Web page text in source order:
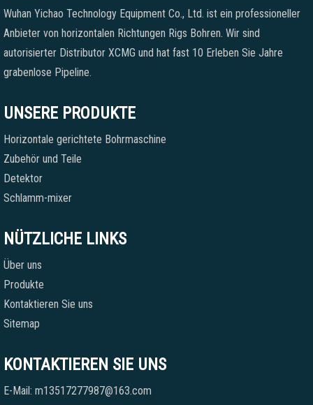
Wuhan Yichao Technology Equipment Co., Ltd. ist ein professioneller
Anbieter von horizontalen Richtungen Rigs Bohren. Wir sind
autorisierter Distributor XCMG und hat fast 10 Erleben Sie Jahre
grabenlose Pipeline.
UNSERE PRODUKTE
Horizontale gerichtete Bohrmaschine
Zubehör und Teile
Detektor
Schlamm-mixer
NÜTZLICHE LINKS
Über uns
Produkte
Kontaktieren Sie uns
Sitemap
KONTAKTIEREN SIE UNS
E-Mail: m13517277987@163.com